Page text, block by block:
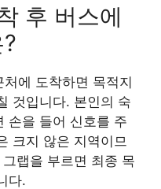
후 버스에
에 도착하면 목적지
것입니다. 본인의 숙
손을 들어 신호를 주
크지 않은 지역이므
랩을 부르면 최종 목
다.